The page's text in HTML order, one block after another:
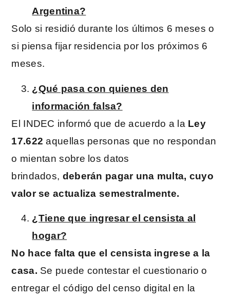
Argentina?
Solo si residió durante los últimos 6 meses o
si piensa fijar residencia por los próximos 6
meses.
¿Qué pasa con quienes den
información falsa?
El INDEC informó que de acuerdo a la Ley
17.622 aquellas personas que no respondan
o mientan sobre los datos
brindados, deberán pagar una multa, cuyo
valor se actualiza semestralmente.
¿Tiene que ingresar el censista al
hogar?
No hace falta que el censista ingrese a la
casa. Se puede contestar el cuestionario o
entregar el código del censo digital en la